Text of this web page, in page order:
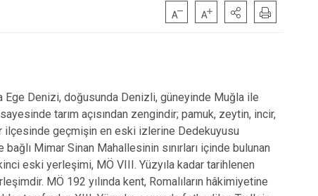
Köşk
Kuşadası
Kuyucak
Nazilli
Söke
Denizi, doğusunda Denizli, güneyinde Muğla ile
tarım açısından zengindir; pamuk, zeytin, incir,
ilçesinde geçmişin en eski izlerine Dedekuyusu
Mimar Sinan Mahallesinin sınırları içinde bulunan
eski yerleşimi, MÖ VIII. Yüzyıla kadar tarihlenen
MÖ 192 yılında kent, Romalıların hâkimiyetine